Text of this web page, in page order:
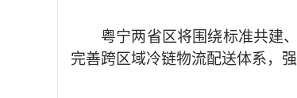
粤宁两省区将围绕标准共建
完善跨区域冷链物流配送体系，